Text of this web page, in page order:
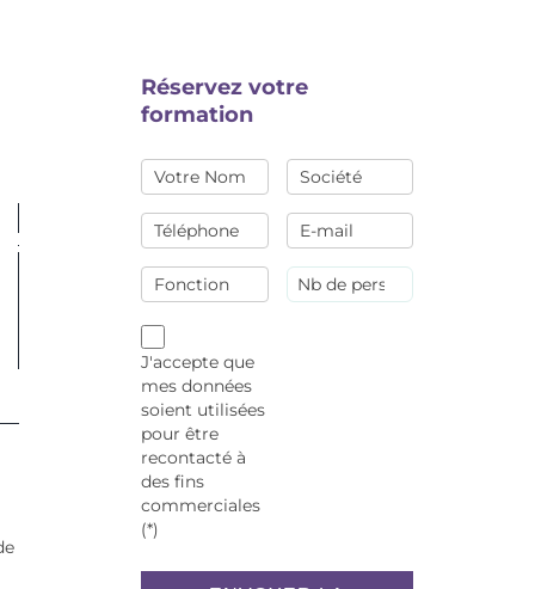
Réservez votre
formation
J'accepte que
mes données
soient utilisées
pour être
recontacté à
des fins
commerciales
(*)